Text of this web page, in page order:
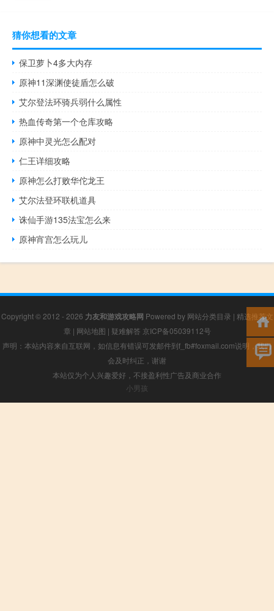
猜你想看的文章
保卫萝卜4多大内存
原神11深渊使徒盾怎么破
艾尔登法环骑兵弱什么属性
热血传奇第一个仓库攻略
原神中灵光怎么配对
仁王详细攻略
原神怎么打败华佗龙王
艾尔法登环联机道具
诛仙手游135法宝怎么来
原神宵宫怎么玩儿
Copyright © 2012 - 2026 力友和游戏攻略网 Powered by 网站分类目录 | 精选推荐文
章 | 网站地图 | 疑难解答 京ICP备05039112号
声明：本站内容来自互联网，如信息有错误可发邮件到f_fb#foxmail.com说明，我们
会及时纠正，谢谢
本站仅为个人兴趣爱好，不接盈利性广告及商业合作
小男孩